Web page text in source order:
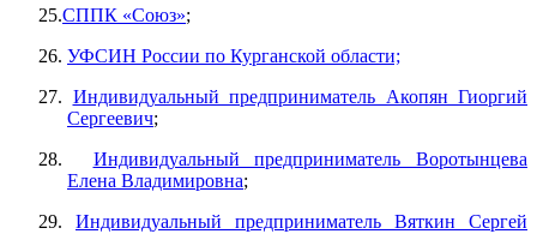
25.СППК «Союз»;
26. УФСИН России по Курганской области;
27. Индивидуальный предприниматель Акопян Гиоргий
Сергеевич;
28.
Индивидуальный предприниматель Воротынцева
Елена Владимировна;
29. Индивидуальный предприниматель Вяткин Сергей